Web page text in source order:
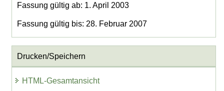
Fassung gültig ab: 1. April 2003
Fassung gültig bis: 28. Februar 2007
Drucken/Speichern
HTML-Gesamtansicht